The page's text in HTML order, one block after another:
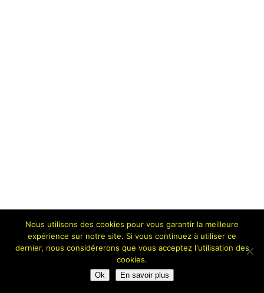
Nous utilisons des cookies pour vous garantir la meilleure
expérience sur notre site. Si vous continuez à utiliser ce
dernier, nous considérerons que vous acceptez l'utilisation des
cookies.
Ok En savoir plus